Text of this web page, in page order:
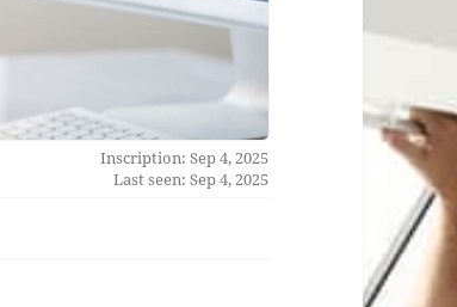
Inscription: Sep 4, 2025
Last seen: Sep 4, 2025